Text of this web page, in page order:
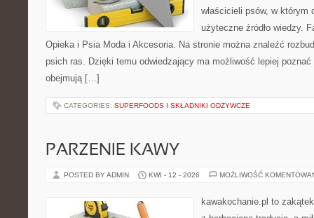
właścicieli psów, w którym
użyteczne źródło wiedzy.
Opieka i Psia Moda i Akcesoria. Na stronie można znaleźć
psich ras. Dzięki temu odwiedzający ma możliwość lepiej
obejmują […]
CATEGORIES: SUPERFOODS I SKŁADNIKI ODŻYWCZE
PARZENIE KAWY
POSTED BY ADMIN KWI - 12 - 2026 MOŻLIWOŚĆ
kawakochanie.pl to